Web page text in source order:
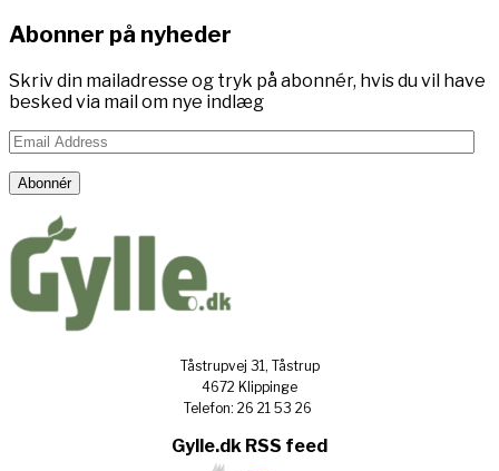
Abonner på nyheder
Skriv din mailadresse og tryk på abonnér, hvis du vil have
besked via mail om nye indlæg
Email
Address
Abonnér
Tåstrupvej 31, Tåstrup
4672 Klippinge
Telefon: 26 21 53 26
Gylle.dk RSS feed